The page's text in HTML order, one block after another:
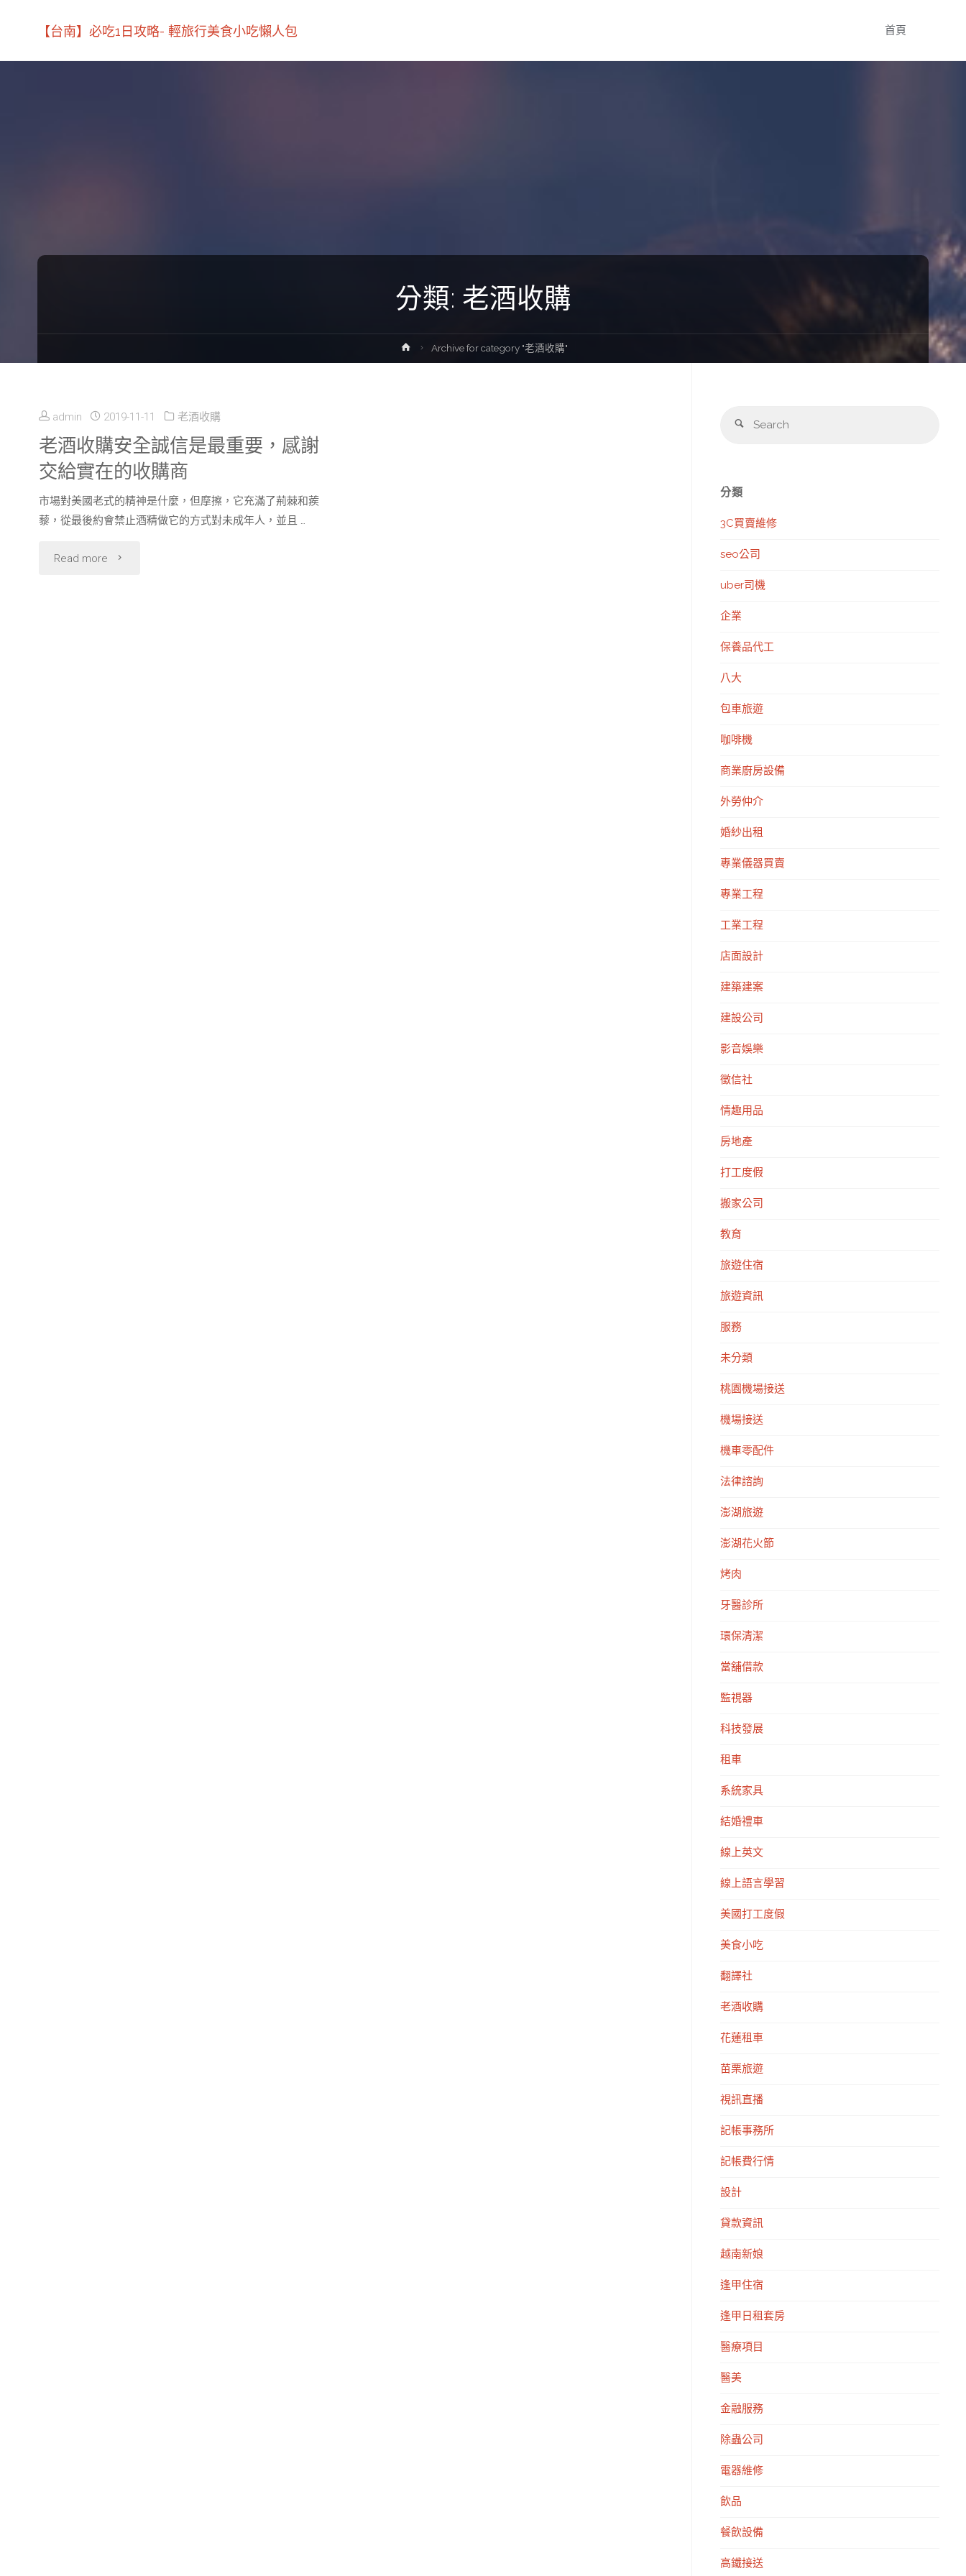
【台南】必吃1日攻略- 輕旅行美食小吃懶人包 首頁
分類: 老酒收購
HomeArchive for category "老酒收購"
admin 2019-11-11 老酒收購
老酒收購安全誠信是最重要，感謝
交給實在的收購商
市場對美國老式的精神是什麼，但摩擦，它充滿了荊棘和蒺
藜，從最後約會禁止酒精做它的方式對未成年人，並且 …
Read more "老
Search
分類
3C買賣維修
seo公司
uber司機
企業
保養品代工
八大
包車旅遊
咖啡機
商業廚房設備
外勞仲介
婚紗出租
專業儀器買賣
專業工程
工業工程
店面設計
建築建案
建設公司
影音娛樂
徵信社
情趣用品
房地產
打工度假
搬家公司
教育
旅遊住宿
旅遊資訊
服務
未分類
桃園機場接送
機場接送
機車零配件
法律諮詢
澎湖旅遊
澎湖花火節
烤肉
牙醫診所
環保清潔
當舖借款
監視器
科技發展
租車
系統家具
結婚禮車
線上英文
線上語言學習
美國打工度假
美食小吃
翻譯社
老酒收購
花蓮租車
苗栗旅遊
視訊直播
記帳事務所
記帳費行情
設計
貸款資訊
越南新娘
逢甲住宿
逢甲日租套房
醫療項目
醫美
金融服務
除蟲公司
電器維修
飲品
餐飲設備
高鐵接送